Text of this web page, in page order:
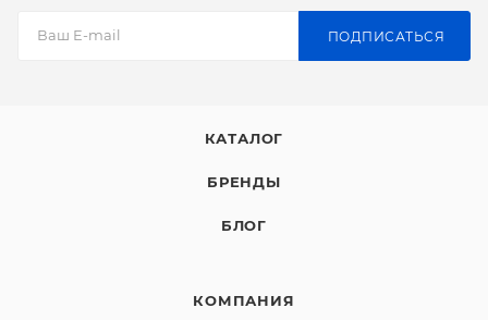
ПОДПИСАТЬСЯ
КАТАЛОГ
БРЕНДЫ
БЛОГ
КОМПАНИЯ